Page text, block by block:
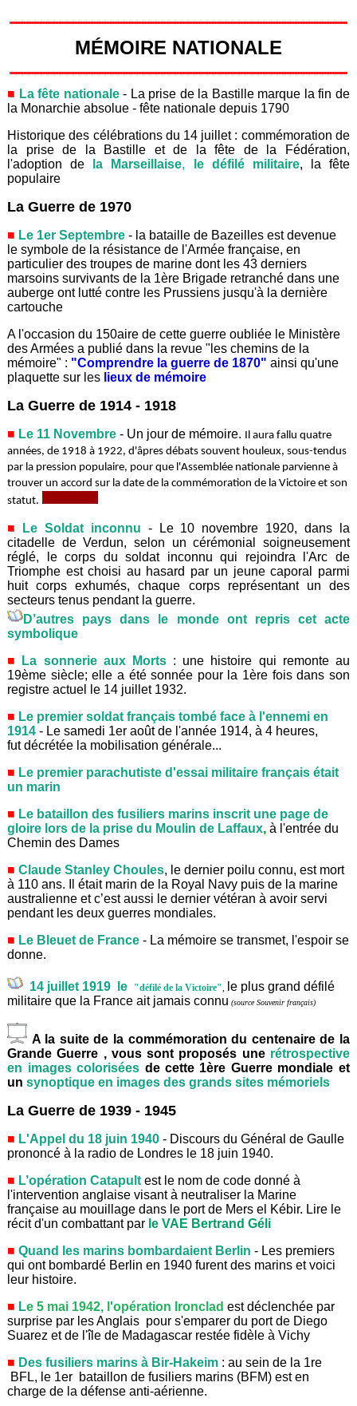
MÉMOIRE NATIONALE
La fête nationale - La prise de la Bastille marque la fin de
la Monarchie absolue - fête nationale depuis 1790
Historique des célébrations du 14 juillet : commémoration de
la prise de la Bastille et de la fête de la Fédération,
l'adoption de
la Marseillaise, le défilé militaire, la fête
populaire
La Guerre de 1970
Le 1er Septembre - la bataille de Bazeilles est devenue
le symbole de la résistance de l'Armée française, en
particulier des troupes de marine dont les 43 derniers
marsoins survivants de la 1ère Brigade retranché dans une
auberge ont lutté contre les Prussiens jusqu'à la dernière
cartouche
A l'occasion du 150aire de cette guerre oubliée le Ministère
des Armées a publié dans la revue "les chemins de la
mémoire" : "Comprendre la guerre de 1870"ainsi qu'une
plaquette sur les lieux de mémoire
La Guerre de 1914 - 1918
Le 11 Novembre - Un jour de mémoire.
Il aura fallu quatre
années, de 1918 à 1922, d'âpres débats souvent houleux, sous-tendus
par la pression populaire, pour que l'Assemblée nationale parvienne à
trouver un accord sur la date de la commémoration de la Victoire et son
statut.
Le Soldat inconnu - Le 10 novembre 1920, dans la
citadelle de Verdun, selon un cérémonial soigneusement
réglé, le corps du soldat inconnu qui rejoindra l'Arc de
Triomphe est choisi au hasard par un jeune caporal parmi
huit corps exhumés, chaque corps représentant un des
secteurs tenus pendant la guerre.
D’autres pays dans le monde ont repris cet acte
symbolique
La sonnerie aux Morts : une histoire qui remonte au
19ème siècle; elle a été sonnée pour la 1ère fois dans son
registre actuel le 14 juillet 1932.
Le premier soldat français tombé face à l'ennemi en
1914- Le samedi 1er août de l'année 1914, à 4 heures,
fut décrétée la mobilisation générale...
Le premier parachutiste d'essai militaire français était
un marin
Le bataillon des fusiliers marins inscrit une page de
gloire lors de la prise du Moulin de Laffaux, à l'entrée du
Chemin des Dames
Claude Stanley Choules, le dernier poilu connu, est mort
à 110 ans. Il était marin de la Royal Navy puis de la marine
australienne et c’est aussi le dernier vétéran à avoir servi
pendant les deux guerres mondiales.
Le Bleuet de France - La mémoire se transmet, l'espoir se
donne.
14 juillet 1919 le "défilé de la Victoire", le plus grand défilé
militaire que la France ait jamais connu (source Souvenir français)
A la suite de la commémoration du centenaire de la
Grande Guerre , vous sont proposés une rétrospective
en images colorisées de cette 1ère Guerre mondiale et
unsynoptique en images des grands sites mémoriels
La Guerre de 1939 - 1945
L'Appel du 18 juin 1940 - Discours du Général de Gaulle
prononcé à la radio de Londres le 18 juin 1940.
L’opération Catapult est le nom de code donné à
l'intervention anglaise visant à neutraliser la Marine
française au mouillage dans le port de Mers el Kébir. Lire le
récit d'un combattant par le VAE Bertrand Géli
Quand les marins bombardaient Berlin - Les premiers
qui ont bombardé Berlin en 1940 furent des marins et voici
leur histoire.
Le 5 mai 1942, l'opération Ironclad est déclenchée par
surprise par les Anglais pour s'emparer du port de Diego
Suarez et de l'île de Madagascar restée fidèle à Vichy
Des fusiliers marins à Bir-Hakeim : au sein de la 1re
BFL, le 1er bataillon de fusiliers marins (BFM) est en
charge de la défense anti-aérienne.